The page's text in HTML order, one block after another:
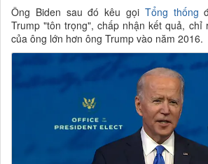
Ông Biden sau đó kêu gọi Tổng thống
Trump "tôn trọng", chấp nhận kết quả,
của ông lớn hơn ông Trump vào năm 2016.